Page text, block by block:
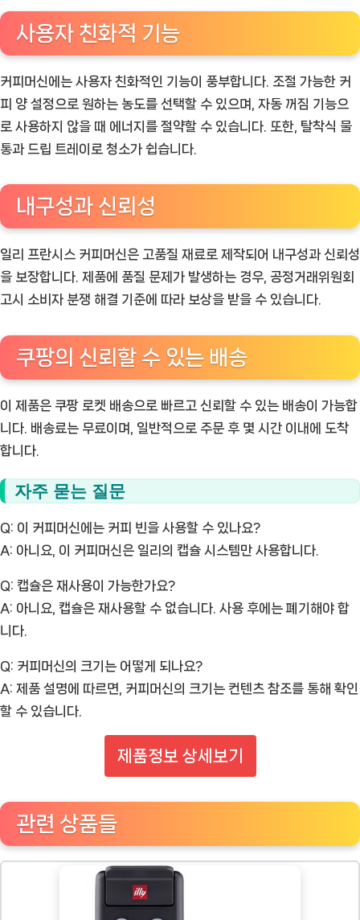
사용자 친화적 기능
커피머신에는 사용자 친화적인 기능이 풍부합니다. 조절 가능한 커
피 양 설정으로 원하는 농도를 선택할 수 있으며, 자동 꺼짐 기능으
로 사용하지 않을 때 에너지를 절약할 수 있습니다. 또한, 탈착식 물
통과 드립 트레이로 청소가 쉽습니다.
내구성과 신뢰성
일리 프란시스 커피머신은 고품질 재료로 제작되어 내구성과 신뢰성
을 보장합니다. 제품에 품질 문제가 발생하는 경우, 공정거래위원회
고시 소비자 분쟁 해결 기준에 따라 보상을 받을 수 있습니다.
쿠팡의 신뢰할 수 있는 배송
이 제품은 쿠팡 로켓 배송으로 빠르고 신뢰할 수 있는 배송이 가능합
니다. 배송료는 무료이며, 일반적으로 주문 후 몇 시간 이내에 도착
합니다.
자주 묻는 질문
Q: 이 커피머신에는 커피 빈을 사용할 수 있나요?
A: 아니요, 이 커피머신은 일리의 캡슐 시스템만 사용합니다.
Q: 캡슐은 재사용이 가능한가요?
A: 아니요, 캡슐은 재사용할 수 없습니다. 사용 후에는 폐기해야 합
니다.
Q: 커피머신의 크기는 어떻게 되나요?
A: 제품 설명에 따르면, 커피머신의 크기는 컨텐츠 참조를 통해 확인
할 수 있습니다.
제품정보 상세보기
관련 상품들